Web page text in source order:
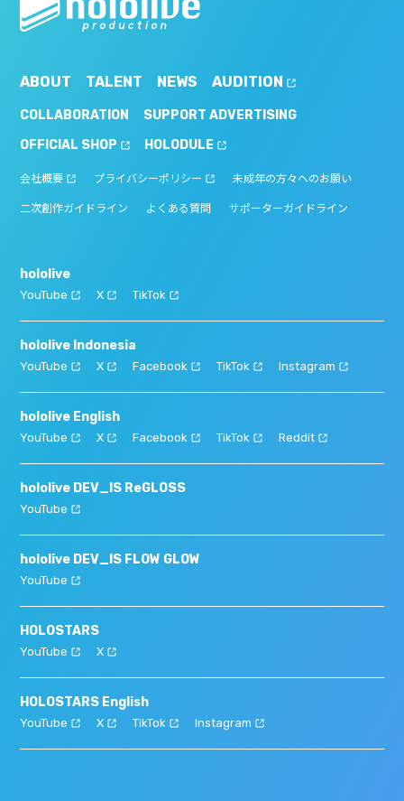
ABOUT TALENT NEWS AUDITION
COLLABORATION
SUPPORT ADVERTISING
OFFICIAL SHOP
HOLODULE
会社概要 プライバシーポリシー 未成年の方々へのお願い
二次創作ガイドライン よくある質問 サポーターガイドライン
hololive
YouTube X TikTok
hololive Indonesia
YouTube X Facebook TikTok Instagram
hololive English
YouTube X Facebook TikTok Reddit
hololive DEV_IS ReGLOSS
YouTube
hololive DEV_IS FLOW GLOW
YouTube
HOLOSTARS
YouTube X
HOLOSTARS English
YouTube X TikTok Instagram